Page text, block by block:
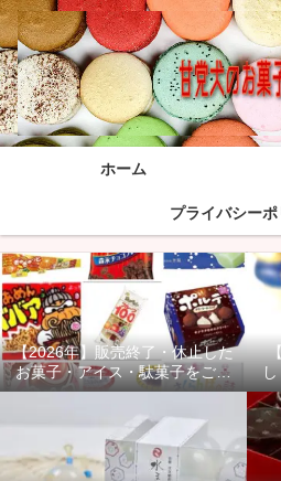
ホーム
プライバシー
【2026年】販売終了・休止した
お菓子・アイス・駄菓子をご紹
介！
し